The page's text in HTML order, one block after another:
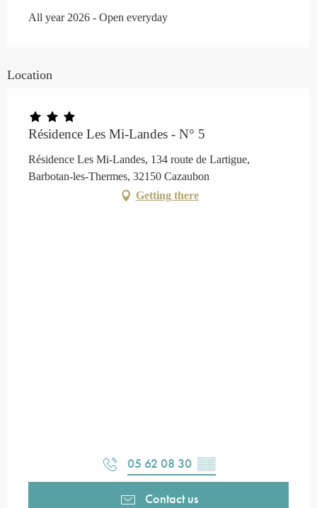
All year 2026 - Open everyday
Location
Résidence Les Mi-Landes - N° 5
Résidence Les Mi-Landes, 134 route de Lartigue,
Barbotan-les-Thermes, 32150 Cazaubon
Getting there
05 62 08 30 ▒▒
Contact us